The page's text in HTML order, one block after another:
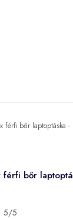
férfi bőr
5/5